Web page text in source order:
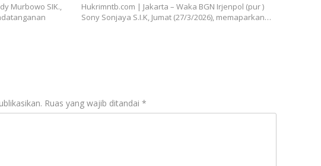
Murbowo SIK.,
Hukrimntb.com | Jakarta – Waka BGN Irjenpol (pur )
Sony Sonjaya S.I.K, Jumat (27/3/2026), memaparkan…
Ruas yang wajib ditandai *